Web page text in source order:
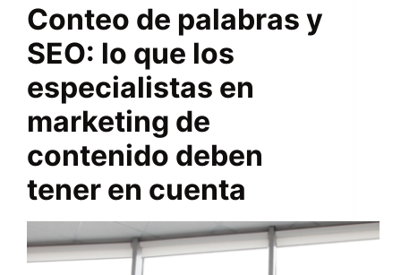
Conteo de palabras y
SEO: lo que los
especialistas en
marketing de
contenido deben
tener en cuenta